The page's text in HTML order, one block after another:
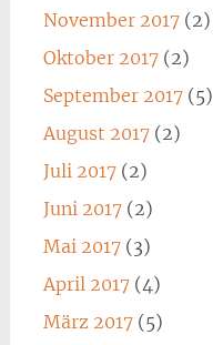
November 2017(2)
Oktober 2017(2)
September 2017(5)
August 2017(2)
Juli 2017(2)
Juni 2017(2)
Mai 2017(3)
April 2017(4)
März 2017(5)